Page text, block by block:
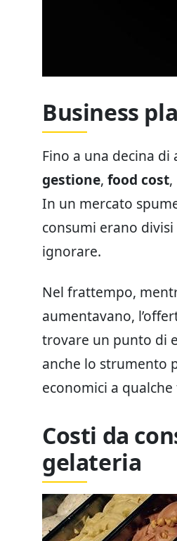
Business
Fino a una decina
gestione, food cost
In un mercato
consumi erano
ignorare.
Nel frattempo,
aumentavano,
trovare un punto di
anche lo strumento
economici a
Costi da
gelateria